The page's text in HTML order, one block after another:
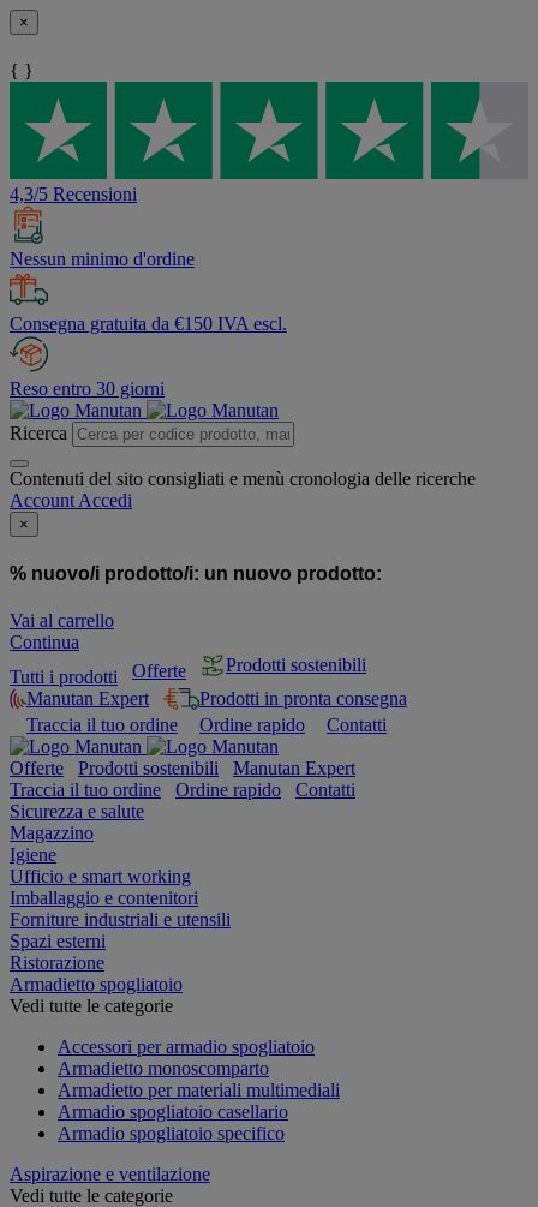
×
{ }
4,3/5 Recensioni
Nessun minimo d'ordine
Consegna gratuita da €150 IVA escl.
Reso entro 30 giorni
Ricerca
Contenuti del sito consigliati e menù cronologia delle ricerche
Account Accedi
×
% nuovo/i prodotto/i: un nuovo prodotto:
Vai al carrello
Continua
Tutti i prodotti
Offerte
Prodotti sostenibili
Manutan Expert
Prodotti in pronta consegna
Traccia il tuo ordine
Ordine rapido Contatti
Offerte Prodotti sostenibili
Manutan Expert
Traccia il tuo ordine
Ordine rapido
Contatti
Sicurezza e salute
Magazzino
Igiene
Ufficio e smart working
Imballaggio e contenitori
Forniture industriali e utensili
Spazi esterni
Ristorazione
Armadietto spogliatoio
Vedi tutte le categorie
Accessori per armadio spogliatoio
Armadietto monoscomparto
Armadietto per materiali multimediali
Armadio spogliatoio casellario
Armadio spogliatoio specifico
Aspirazione e ventilazione
Vedi tutte le categorie